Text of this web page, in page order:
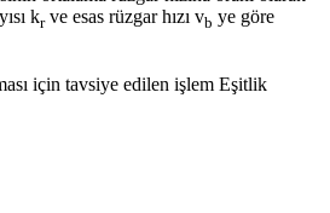
krve esas rüzgar hızı vb ye göre
için tavsiye edilen işlem Eşitlik